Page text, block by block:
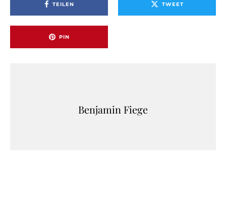
TEILEN TWEET
PIN
Benjamin Fiege